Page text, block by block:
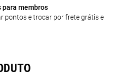
para membros
pontos e trocar por frete grátis e